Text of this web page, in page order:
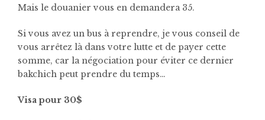
Mais le douanier vous en demandera 35.
Si vous avez un bus à reprendre, je vous conseil de
vous arrêtez là dans votre lutte et de payer cette
somme, car la négociation pour éviter ce dernier
bakchich peut prendre du temps…
Visa pour 30$